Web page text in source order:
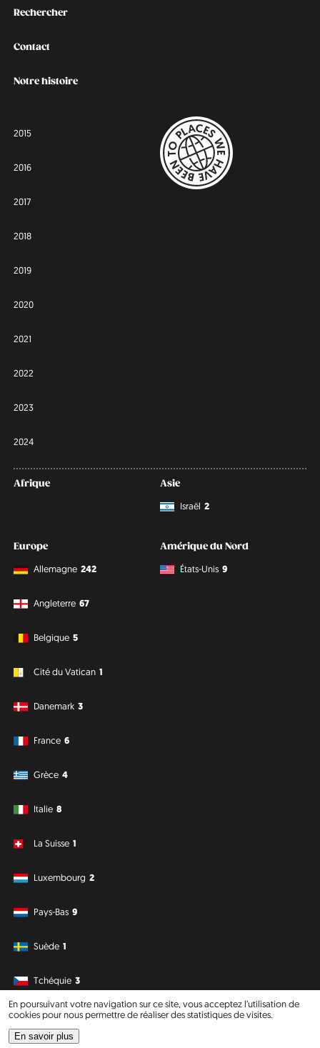
En poursuivant votre navigation sur ce site, vous acceptez l’utilisation de
cookies pour nous permettre de réaliser des statistiques de visites.
En savoir plus
Rechercher
Contact
Notre histoire
2015
2016
2017
2018
2019
2020
2021
2022
2023
2024
Afrique
Asie
Israël 2
Europe
Allemagne 242
Angleterre 67
Belgique 5
Cité du Vatican 1
Danemark 3
France 6
Grèce 4
Italie 8
La Suisse 1
Luxembourg 2
Pays-Bas 9
Suède 1
Tchéquie 3
Amérique du Nord
États-Unis 9
Amérique du Sud Océanie
Philipp J. Conrad